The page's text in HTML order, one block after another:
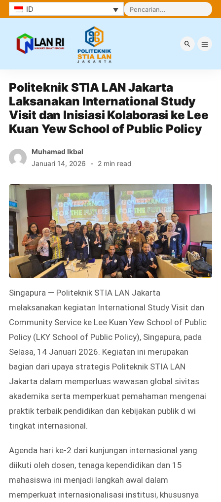
ID
Politeknik STIA LAN Jakarta
Laksanakan International Study
Visit dan Inisiasi Kolaborasi ke Lee
Kuan Yew School of Public Policy
Muhamad Ikbal
Januari 14, 2026
2 min read
Singapura — Politeknik STIA LAN Jakarta
melaksanakan kegiatan International Study Visit dan
Community Service ke Lee Kuan Yew School of Public
Policy (LKY School of Public Policy), Singapura, pada
Selasa, 14 Januari 2026. Kegiatan ini merupakan
bagian dari upaya strategis Politeknik STIA LAN
Jakarta dalam memperluas wawasan global sivitas
akademika serta memperkuat pemahaman mengenai
praktik terbaik pendidikan dan kebijakan publik d wi
tingkat internasional.
Agenda hari ke-2 dari kunjungan internasional yang
diikuti oleh dosen, tenaga kependidikan dan 15
mahasiswa ini menjadi langkah awal dalam
memperkuat internasionalisasi institusi, khususnya